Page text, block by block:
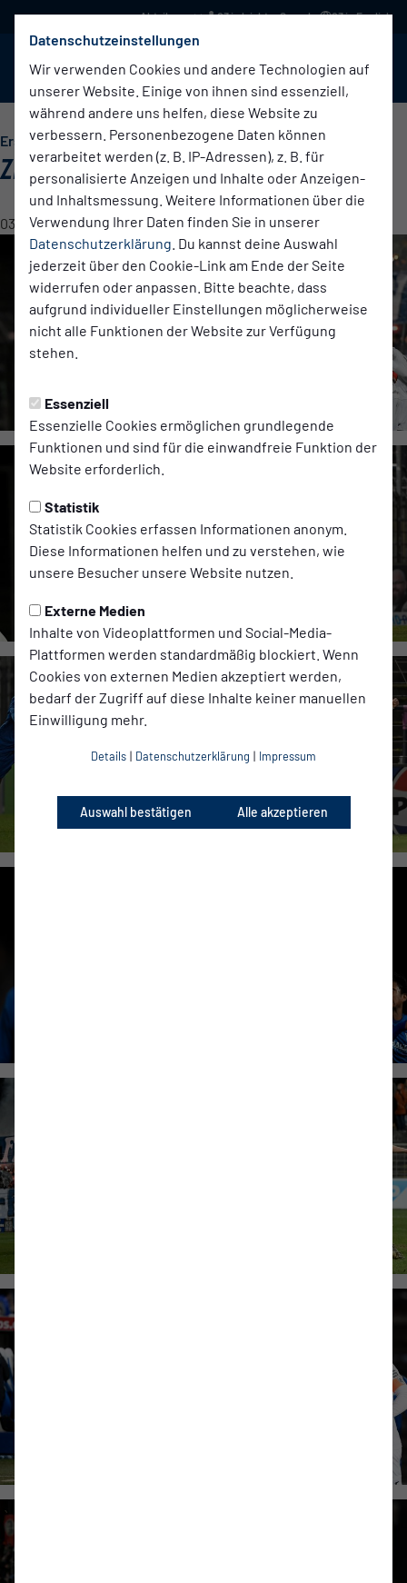
Datenschutzeinstellungen
Wir verwenden Cookies und andere Technologien auf
unserer Website. Einige von ihnen sind essenziell,
während andere uns helfen, diese Website zu
verbessern. Personenbezogene Daten können
verarbeitet werden (z. B. IP-Adressen), z. B. für
personalisierte Anzeigen und Inhalte oder Anzeigen-
und Inhaltsmessung. Weitere Informationen über die
Verwendung Ihrer Daten finden Sie in unserer
Datenschutzerklärung . Du kannst deine Auswahl
jederzeit über den Cookie-Link am Ende der Seite
widerrufen oder anpassen. Bitte beachte, dass
aufgrund individueller Einstellungen möglicherweise
nicht alle Funktionen der Website zur Verfügung
stehen.
Essenziell
Essenzielle Cookies ermöglichen grundlegende
Funktionen und sind für die einwandfreie Funktion der
Website erforderlich.
Statistik
Statistik Cookies erfassen Informationen anonym.
Diese Informationen helfen und zu verstehen, wie
unsere Besucher unsere Website nutzen.
Externe Medien
Inhalte von Videoplattformen und Social-Media-
Plattformen werden standardmäßig blockiert. Wenn
Cookies von externen Medien akzeptiert werden,
bedarf der Zugriff auf diese Inhalte keiner manuellen
Einwilligung mehr.
Details | Datenschutzerklärung | Impressum
Auswahl bestätigen Alle akzeptieren
03 in leichter Sprache 03 in English
BABELSBERG 03 Menü
Erste Herren
ZEHLENDORF ZUHAUSE
03.02.2025 13:26 Uhr